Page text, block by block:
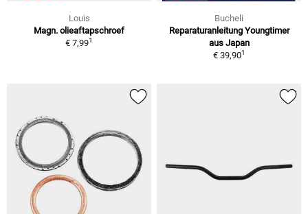
Louis
Magn. olieaftapschroef
€ 7,991
Bucheli
Reparaturanleitung Youngtimer
aus Japan
€ 39,901